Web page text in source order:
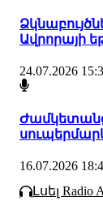
Ավրորայի
24.07.2026
16.07.2026
Լսել Radio